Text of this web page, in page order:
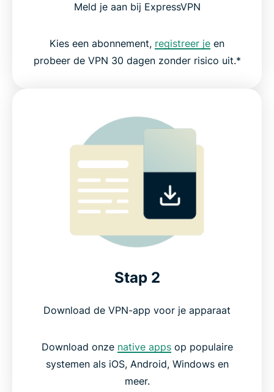
Meld je aan bij ExpressVPN
Kies een abonnement, registreer je en
probeer de VPN 30 dagen zonder risico uit.*
Stap 2
Download de VPN-app voor je apparaat
Download onze native appsop populaire
systemen als iOS, Android, Windows en
meer.